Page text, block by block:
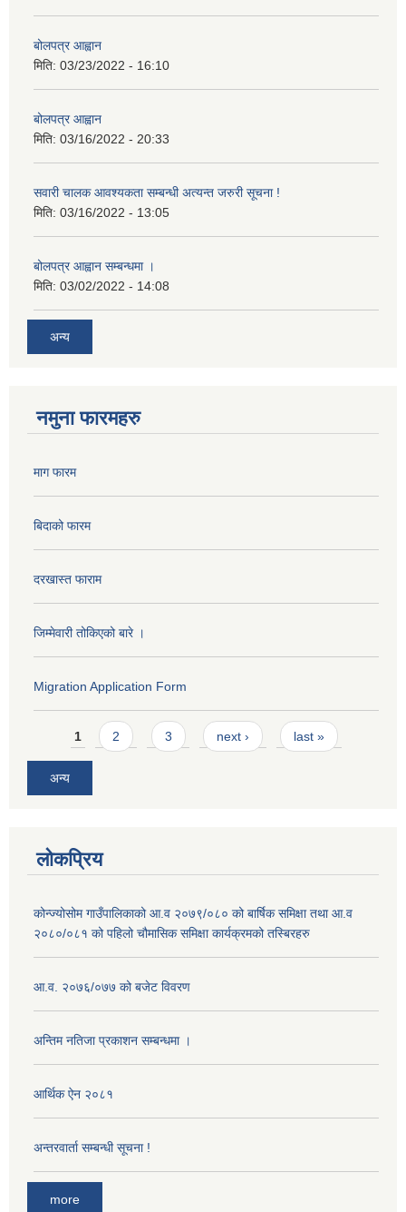
बोलपत्र आह्वान
मिति: 03/23/2022 - 16:10
बोलपत्र आह्वान
मिति: 03/16/2022 - 20:33
सवारी चालक आवश्यकता सम्बन्धी अत्यन्त जरुरी सूचना !
मिति: 03/16/2022 - 13:05
बोलपत्र आह्वान सम्बन्धमा ।
मिति: 03/02/2022 - 14:08
अन्य
नमुना फारमहरु
माग फारम
बिदाको फारम
दरखास्त फाराम
जिम्मेवारी तोकिएको बारे ।
Migration Application Form
Pages
1 2 3 next › last »
अन्य
लोकप्रिय
कोन्ज्योसोम गाउँपालिकाको आ.व २०७९/०८० को बार्षिक समिक्षा तथा आ.व
२०८०/०८१ को पहिलो चौमासिक समिक्षा कार्यक्रमको तस्बिरहरु
आ‍.व. २०७६/०७७ को बजेट विवरण
अन्तिम नतिजा प्रकाशन सम्बन्धमा ।
आर्थिक ऐन २०८१
अन्तरवार्ता सम्बन्धी सूचना !
more